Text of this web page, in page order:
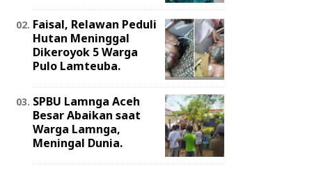
Faisal, Relawan Peduli
Hutan Meninggal
Dikeroyok 5 Warga
Pulo Lamteuba.
SPBU Lamnga Aceh
Besar Abaikan saat
Warga Lamnga,
Meningal Dunia.